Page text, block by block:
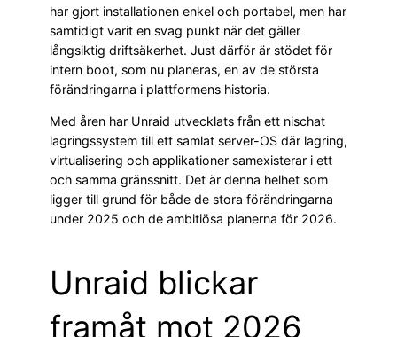
har gjort installationen enkel och portabel, men har
samtidigt varit en svag punkt när det gäller
långsiktig driftsäkerhet. Just därför är stödet för
intern boot, som nu planeras, en av de största
förändringarna i plattformens historia.
Med åren har Unraid utvecklats från ett nischat
lagringssystem till ett samlat server-OS där lagring,
virtualisering och applikationer samexisterar i ett
och samma gränssnitt. Det är denna helhet som
ligger till grund för både de stora förändringarna
under 2025 och de ambitiösa planerna för 2026.
Unraid blickar
framåt mot 2026